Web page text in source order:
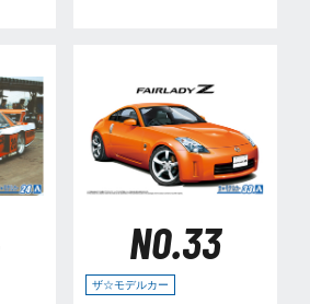
NO.33
ザ☆モデルカー